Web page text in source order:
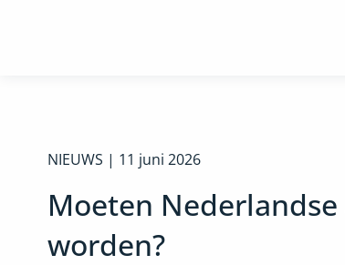
NIEUWS | 11 juni 2026
Moeten
worden?